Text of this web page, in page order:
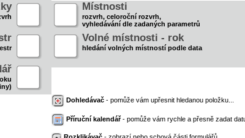
Místnosti
rozvrh, celoroční rozvrh,
vyhledávání dle zadaných parametrů
Volné místnosti - rok
hledání volných místností podle data
Dohledávač - pomůže vám upřesnit hledanou položku...
Příruční kalendář- pomůže vám rychle a přesně zadat